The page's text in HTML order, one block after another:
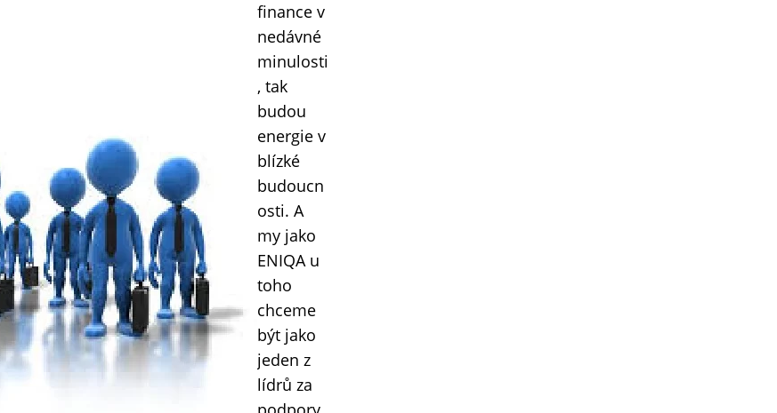
finance v
nedávné
minulosti
, tak
budou
energie v
blízké
budoucn
osti. A
my jako
ENIQA u
toho
chceme
být jako
jeden z
lídrů za